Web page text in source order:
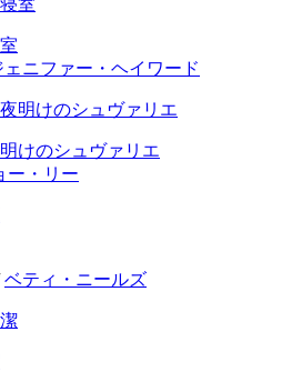
ェニファー・ヘイワード
けのシュヴァリエ
ー・リー
ベティ・ニールズ